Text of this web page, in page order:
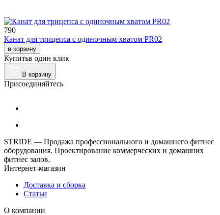
790
Канат для трицепса с одиночным хватом PR02
в корзину
Купитьв один клик
В корзину
Присоединяйтесь
STRIDE — Продажа профессионального и домашнего фитнес
оборудования. Проектирование коммерческих и домашних
фитнес залов.
Интернет-магазин
Доставка и сборка
Статьи
О компании